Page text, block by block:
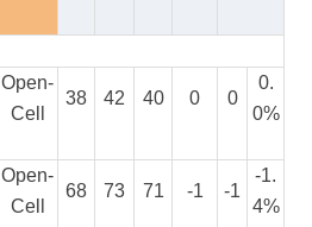
Open-
Cell
38 42 40 0 0
0.
0%
Open-
Cell
68 73 71 -1 -1
-1.
4%